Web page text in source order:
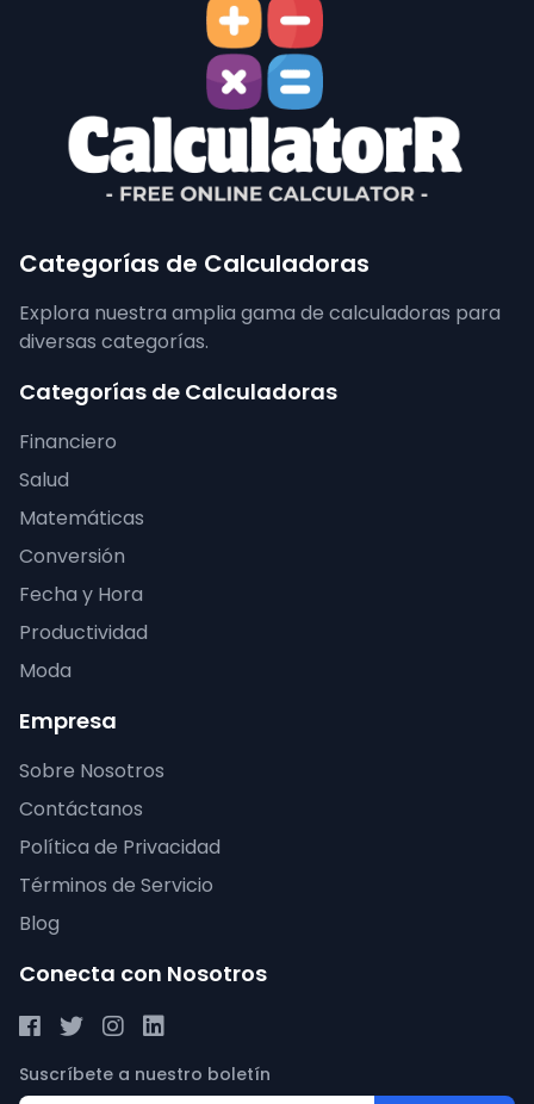
Categorías de Calculadoras
Explora nuestra amplia gama de calculadoras para
diversas categorías.
Categorías de Calculadoras
Financiero
Salud
Matemáticas
Conversión
Fecha y Hora
Productividad
Moda
Empresa
Sobre Nosotros
Contáctanos
Política de Privacidad
Términos de Servicio
Blog
Conecta con Nosotros
Suscríbete a nuestro boletín